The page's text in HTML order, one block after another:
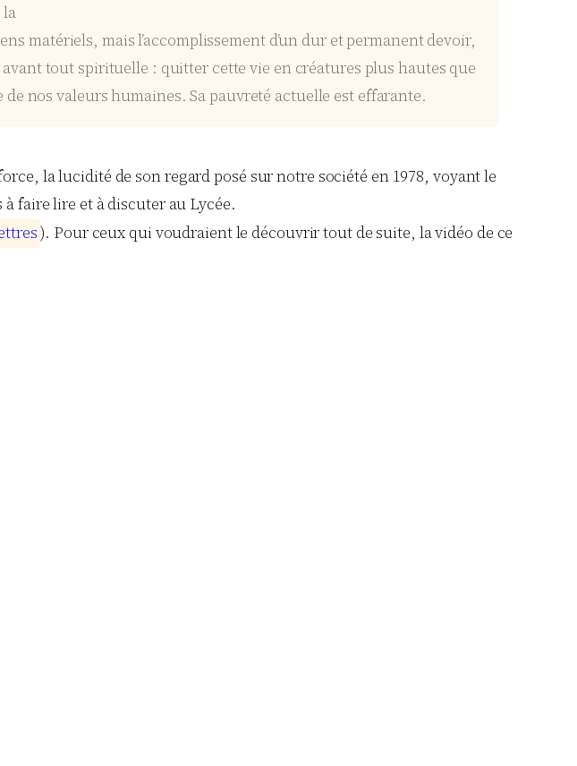
la
matériels, mais l’accomplissement d’un dur et permanent devoir,
tout spirituelle : quitter cette vie en créatures plus hautes que
nos valeurs humaines. Sa pauvreté actuelle est effarante.
la lucidité de son regard posé sur notre société en 1978, voyant le
faire lire et à discuter au Lycée.
ttres). Pour ceux qui voudraient le découvrir tout de suite, la vidéo de ce